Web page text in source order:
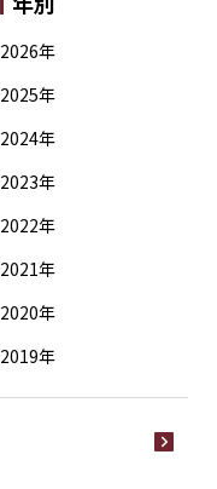
2026年
2025年
2024年
2023年
2022年
2021年
2020年
2019年